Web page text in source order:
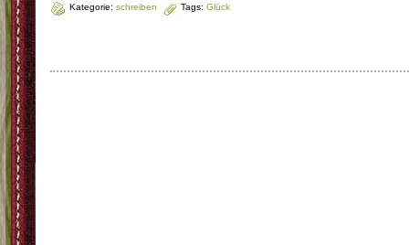
Kategorie: schreiben Tags: Glück